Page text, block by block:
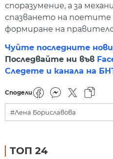
споразумение, а за
спазването на
формиране на
Чуйте последните
Последвайте ни във
Следете и канала на
Сподели
#Лена Бориславова
ТОП 24